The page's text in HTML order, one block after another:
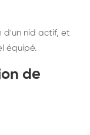
d'un nid actif, et
équipé.
de